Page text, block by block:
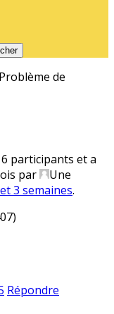
Problème de
participants et a
par
Une
3 semaines.
Répondre